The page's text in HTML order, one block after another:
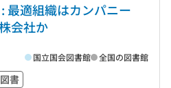
最適組織はカンパニー
会社か
図書
国立国会図書館 全国の図書館